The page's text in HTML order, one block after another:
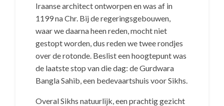
Iraanse architect ontworpen en was af in
1199 na Chr. Bij de regeringsgebouwen,
waar we daarna heen reden, mocht niet
gestopt worden, dus reden we twee rondjes
over de rotonde. Beslist een hoogtepunt was
de laatste stop van die dag: de Gurdwara
Bangla Sahib, een bedevaartshuis voor Sikhs.
Overal Sikhs natuurlijk, een prachtig gezicht